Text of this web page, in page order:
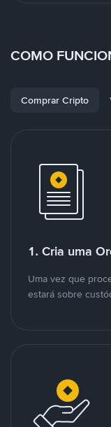
COMO
Comprar Cripto
1. Cria uma
Uma vez que
estará sobre